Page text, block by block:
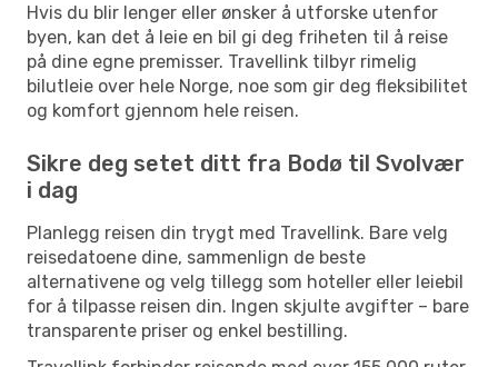
Hvis du blir lenger eller ønsker å utforske utenfor
byen, kan det å leie en bil gi deg friheten til å reise
på dine egne premisser. Travellink tilbyr rimelig
bilutleie over hele Norge, noe som gir deg fleksibilitet
og komfort gjennom hele reisen.
Sikre deg setet ditt fra Bodø til Svolvær
i dag
Planlegg reisen din trygt med Travellink. Bare velg
reisedatoene dine, sammenlign de beste
alternativene og velg tillegg som hoteller eller leiebil
for å tilpasse reisen din. Ingen skjulte avgifter – bare
transparente priser og enkel bestilling.